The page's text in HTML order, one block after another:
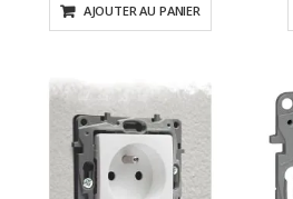
AJOUTER AU PANIER